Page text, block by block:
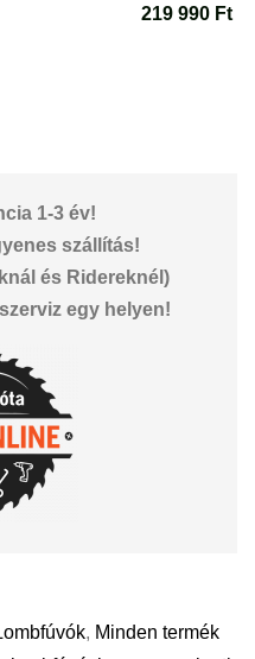
1-3 év!
szállítás!
és Ridereknél)
egy helyen!
, Minden termék